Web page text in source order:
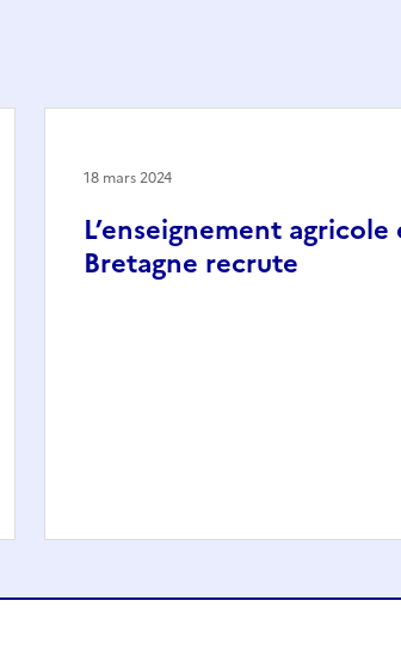
L’enseignement agricole
Bretagne recrute
18 mars 2024